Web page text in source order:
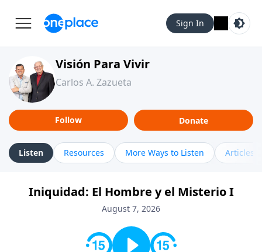
Sign In
Visión Para Vivir
Carlos A. Zazueta
Follow Donate
Listen Resources More Ways to Listen Articles
Iniquidad: El Hombre y el Misterio I
August 7, 2026